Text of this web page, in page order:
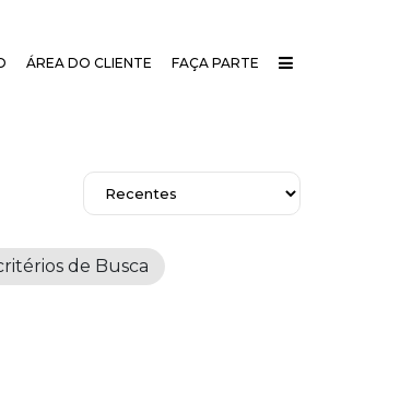
FAÇA PARTE
ÁREA DO CLIENTE
de Busca